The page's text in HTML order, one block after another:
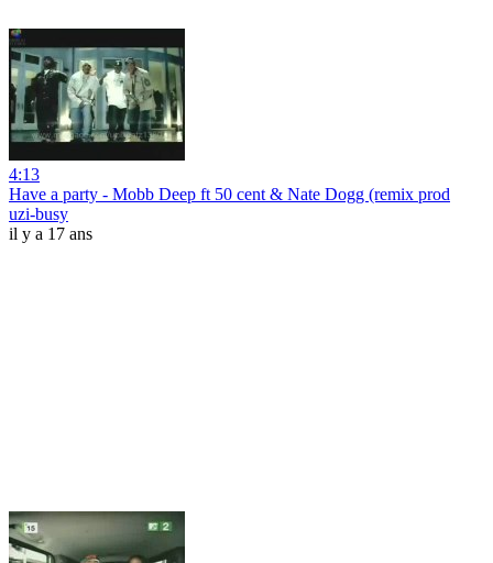
4:13
Have a party - Mobb Deep ft 50 cent & Nate Dogg (remix prod
uzi-busy
il y a 17 ans